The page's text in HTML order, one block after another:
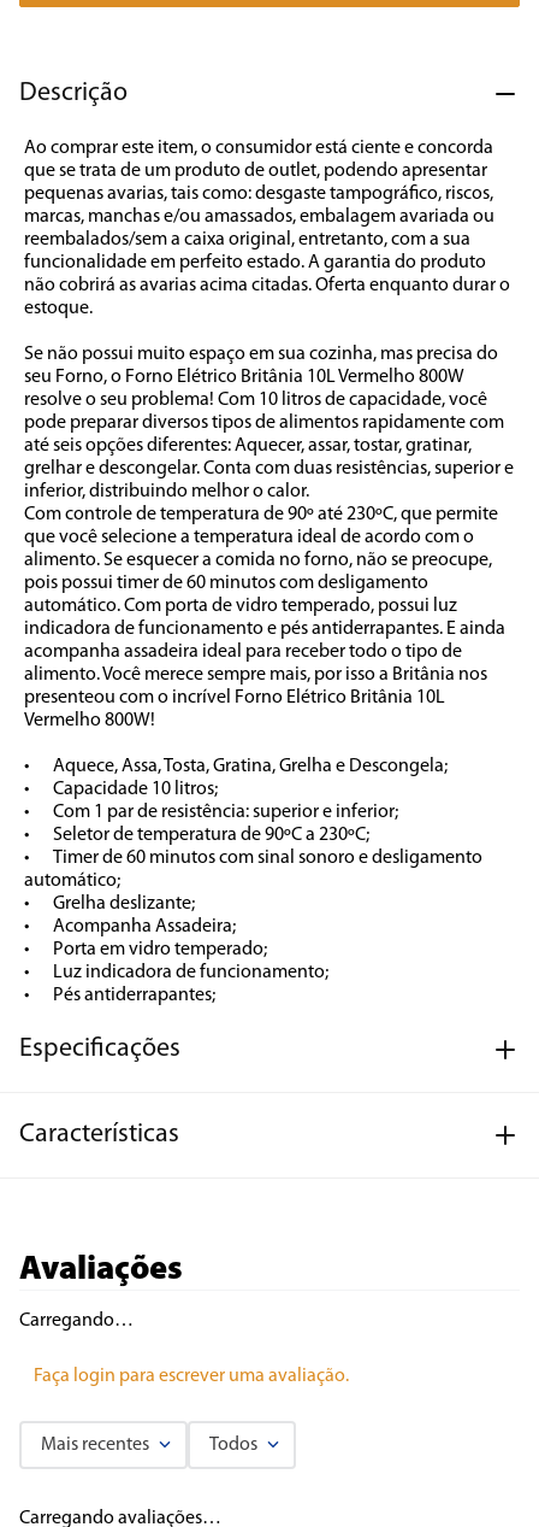
Descrição
Ao comprar este item, o consumidor está ciente e concorda
que se trata de um produto de outlet, podendo apresentar
pequenas avarias, tais como: desgaste tampográfico, riscos,
marcas, manchas e/ou amassados, embalagem avariada ou
reembalados/sem a caixa original, entretanto, com a sua
funcionalidade em perfeito estado. A garantia do produto
não cobrirá as avarias acima citadas. Oferta enquanto durar o
estoque.
Se não possui muito espaço em sua cozinha, mas precisa do
seu Forno, o Forno Elétrico Britânia 10L Vermelho 800W
resolve o seu problema! Com 10 litros de capacidade, você
pode preparar diversos tipos de alimentos rapidamente com
até seis opções diferentes: Aquecer, assar, tostar, gratinar,
grelhar e descongelar. Conta com duas resistências, superior e
inferior, distribuindo melhor o calor.
Com controle de temperatura de 90º até 230ºC, que permite
que você selecione a temperatura ideal de acordo com o
alimento. Se esquecer a comida no forno, não se preocupe,
pois possui timer de 60 minutos com desligamento
automático. Com porta de vidro temperado, possui luz
indicadora de funcionamento e pés antiderrapantes. E ainda
acompanha assadeira ideal para receber todo o tipo de
alimento. Você merece sempre mais, por isso a Britânia nos
presenteou com o incrível Forno Elétrico Britânia 10L
Vermelho 800W!
•	Aquece, Assa, Tosta, Gratina, Grelha e Descongela;
•	Capacidade 10 litros;
•	Com 1 par de resistência: superior e inferior;
•	Seletor de temperatura de 90ºC a 230ºC;
•	Timer de 60 minutos com sinal sonoro e desligamento
automático;
•	Grelha deslizante;
•	Acompanha Assadeira;
•	Porta em vidro temperado;
•	Luz indicadora de funcionamento;
•	Pés antiderrapantes;
Especificações
Características
Avaliações
Carregando…
Faça login para escrever uma avaliação.
Mais recentes Todos
Carregando avaliações…
7º caixa som
9º forno
10º ventilador